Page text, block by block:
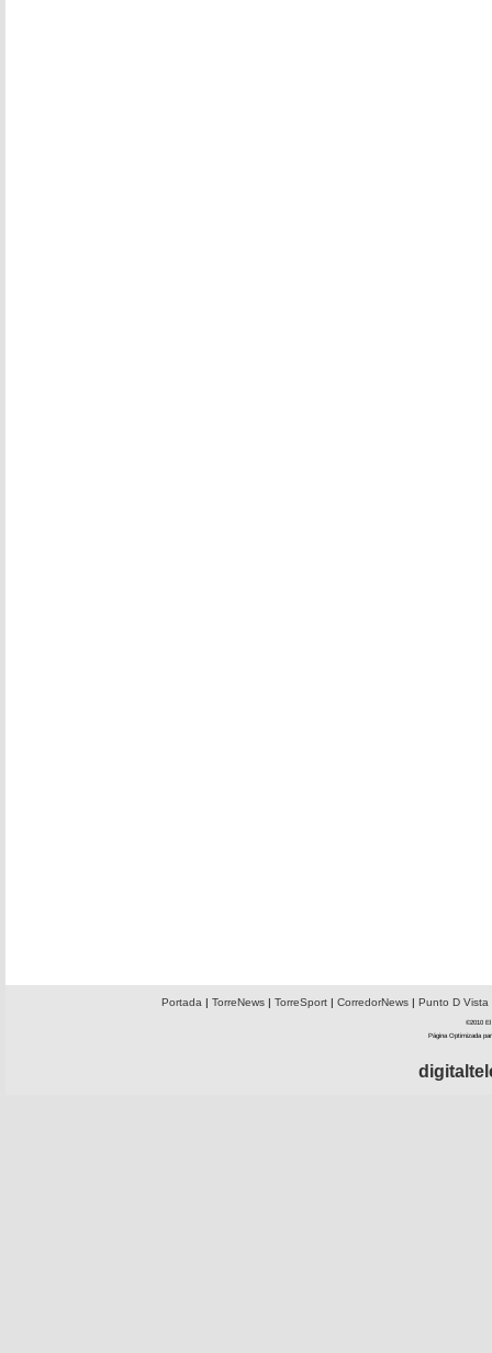
Portada | TorreNews| TorreSport| CorredorNews| Punto D Vista
©2010 El
Página Optimizada